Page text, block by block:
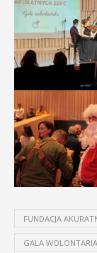
FUNDACJA
GALA